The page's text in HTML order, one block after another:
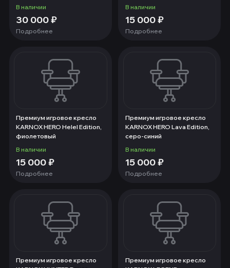
В наличии
30 000₽
Подробнее
В наличии
15 000₽
Подробнее
Премиум игровое кресло
KARNOX HERO Helel Edition,
фиолетовый
В наличии
15 000₽
Подробнее
Премиум игровое кресло
KARNOX HERO Lava Edition,
серо-синий
В наличии
15 000₽
Подробнее
Премиум игровое кресло
Премиум игровое кресло